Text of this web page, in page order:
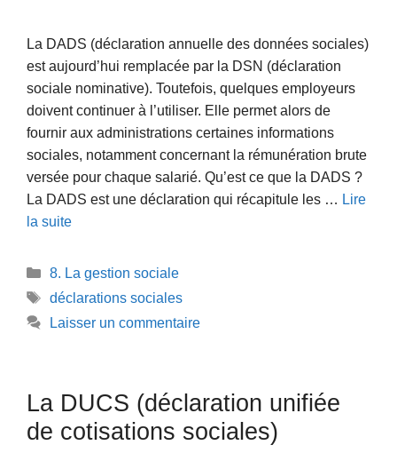
La DADS (déclaration annuelle des données sociales)
est aujourd’hui remplacée par la DSN (déclaration
sociale nominative). Toutefois, quelques employeurs
doivent continuer à l’utiliser. Elle permet alors de
fournir aux administrations certaines informations
sociales, notamment concernant la rémunération brute
versée pour chaque salarié. Qu’est ce que la DADS ?
La DADS est une déclaration qui récapitule les … Lire
la suite
Catégories
8. La gestion sociale
Étiquettes
déclarations sociales
Laisser un commentaire
La DUCS (déclaration unifiée
de cotisations sociales)